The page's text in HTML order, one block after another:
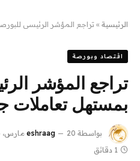
الرئيسية » تراجع المؤشر الرئيسى
اقتصاد وبورصة
تراجع المؤشر
بمستهل تعاملات
بواسطة eshraag 20 مارس، 2023
1 دقائق